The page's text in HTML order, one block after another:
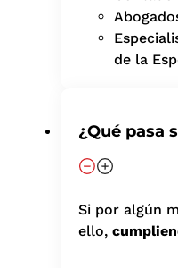
de la
¿Qué pasa
Si por algún
ello,